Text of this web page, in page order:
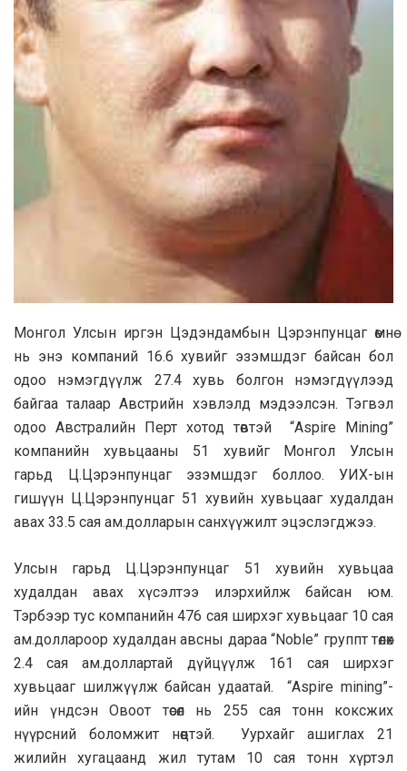
Монгол Улсын иргэн Цэдэндамбын Цэрэнпунцаг өмнө
нь энэ компаний 16.6 хувийг эзэмшдэг байсан бол
одоо нэмэгдүүлж 27.4 хувь болгон нэмэгдүүлээд
байгаа талаар Австрийн хэвлэлд мэдээлсэн. Тэгвэл
одоо Австралийн Перт хотод төвтэй “Aspire Mining”
компанийн хувьцааны 51 хувийг Монгол Улсын
гарьд Ц.Цэрэнпунцаг эзэмшдэг боллоо. УИХ-ын
гишүүн Ц.Цэрэнпунцаг 51 хувийн хувьцааг худалдан
авах 33.5 сая ам.долларын санхүүжилт эцэслэгджээ.
Улсын гарьд Ц.Цэрэнпунцаг 51 хувийн хувьцаа
худалдан авах хүсэлтээ илэрхийлж байсан юм.
Тэрбээр тус компанийн 476 сая ширхэг хувьцааг 10 сая
ам.доллароор худалдан авсны дараа “Noble” группт төлөх
2.4 сая ам.доллартай дүйцүүлж 161 сая ширхэг
хувьцааг шилжүүлж байсан удаатай. “Aspire mining”-
ийн үндсэн Овоот төсөл нь 255 сая тонн коксжих
нүүрсний боломжит нөөцтэй. Уурхайг ашиглах 21
жилийн хугацаанд жил тутам 10 сая тонн хүртэл